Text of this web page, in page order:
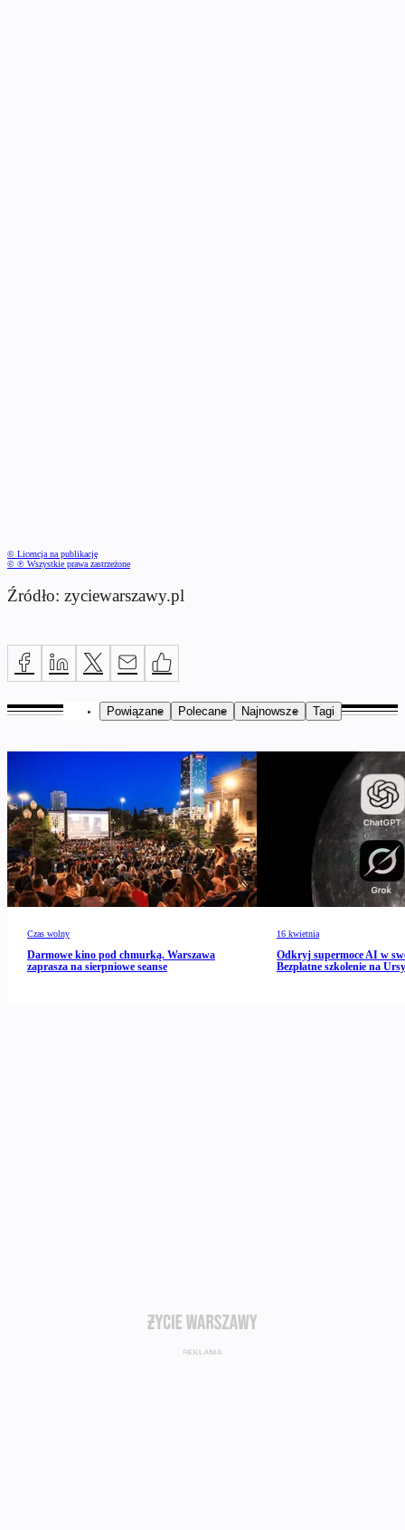
© Licencja na publikację
© ℗ Wszystkie prawa zastrzeżone
Źródło: zyciewarszawy.pl
Powiązane Polecane Najnowsze Tagi
Czas wolny
Darmowe kino pod chmurką. Warszawa
zaprasza na sierpniowe seanse
16 kwietnia
Odkryj supermoce AI w
Bezpłatne szkolenie na